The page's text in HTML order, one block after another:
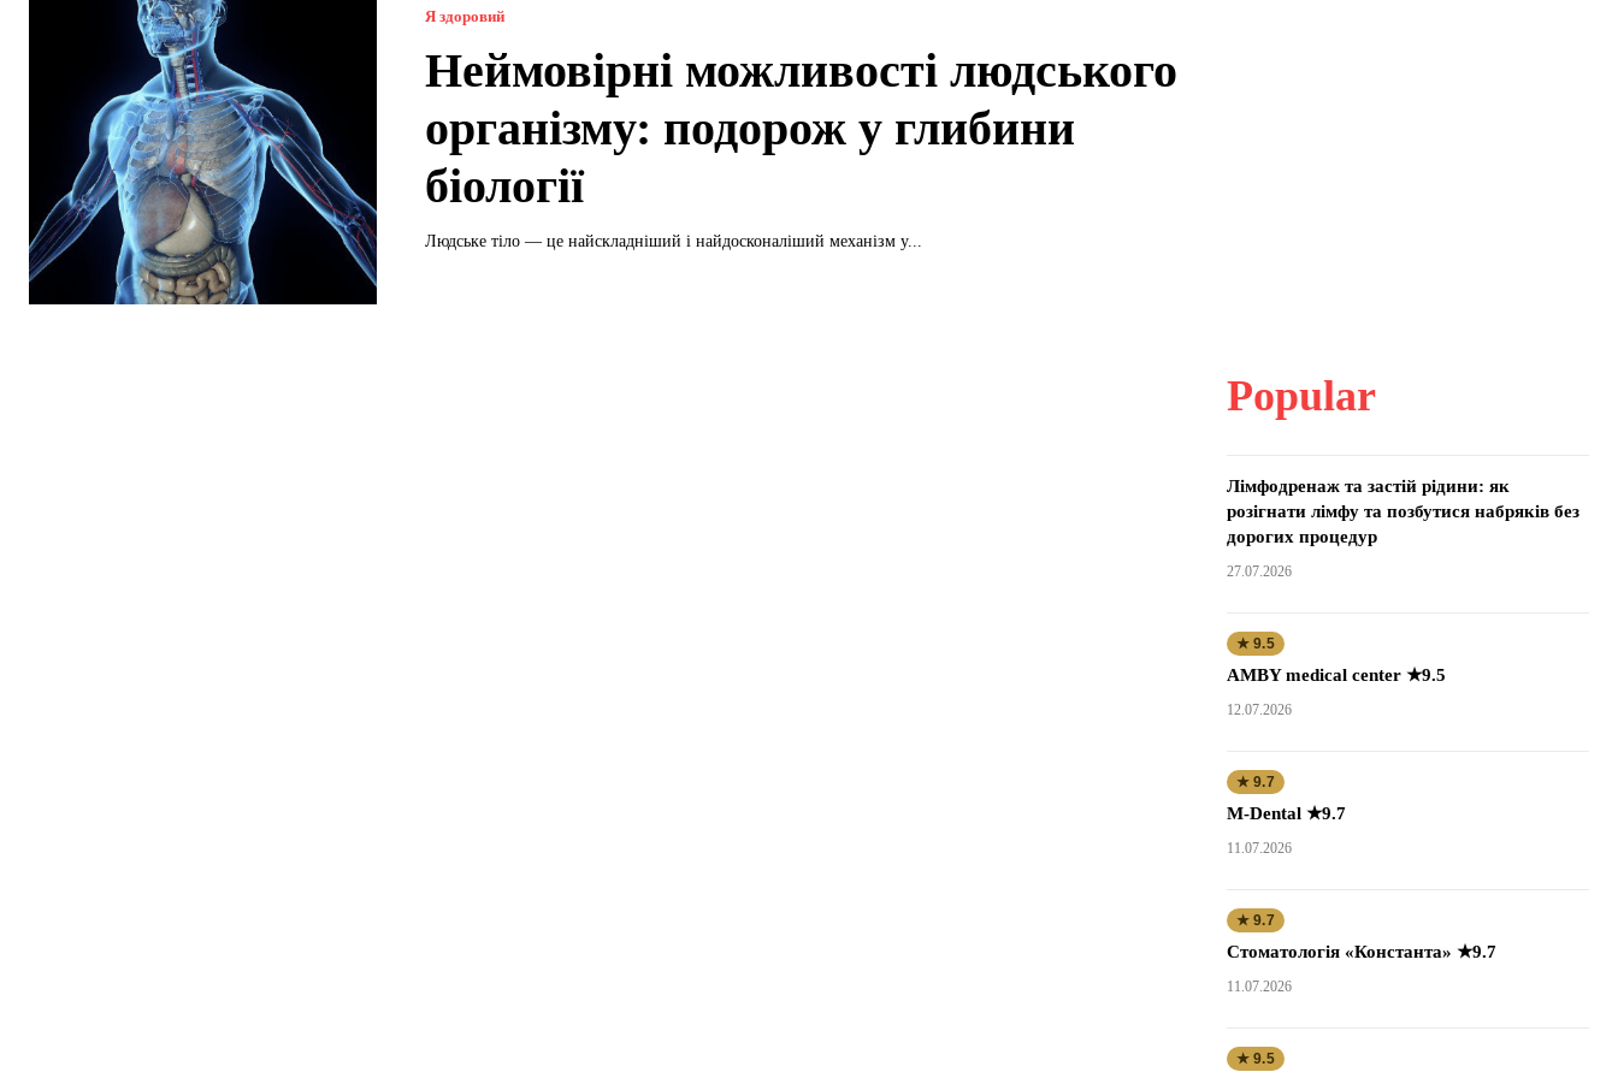
Я здоровий
Неймовірні можливості людського
організму: подорож у глибини
біології
Людське тіло — це найскладніший і найдосконаліший механізм у...
Popular
Лімфодренаж та застій рідини: як
розігнати лімфу та позбутися набряків без
дорогих процедур
27.07.2026
★ 9.5
AMBY medical center ★9.5
12.07.2026
★ 9.7
M-Dental ★9.7
11.07.2026
★ 9.7
Стоматологія «Константа» ★9.7
11.07.2026
★ 9.5